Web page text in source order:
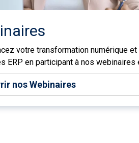
votre transformation numérique
ERP en participant à nos webinaires
nos Webinaires